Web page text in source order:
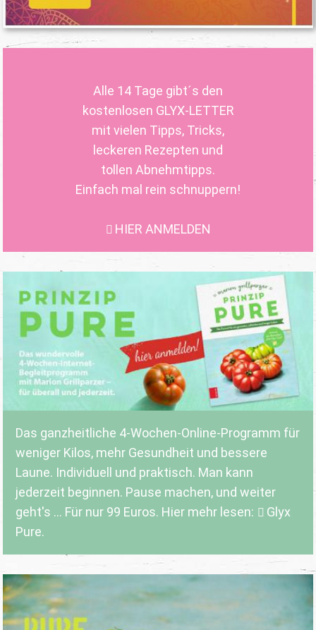
Alle 14 Tage gibt´s den
kostenlosen GLYX-LETTER
mit vielen Tipps, Tricks,
leckeren Rezepten und
tollen Abnehmtipps.
Einfach mal rein schnuppern!
HIER ANMELDEN
Das ganzheitliche 4-Wochen-Online-Programm für
weniger Kilos, mehr Gesundheit und bessere
Laune. Individuell und praktisch. Man kann
jederzeit beginnen. Pause machen, und weiter
geht's ... Für nur 99 Euros. Hier mehr lesen:
Glyx
Pure.